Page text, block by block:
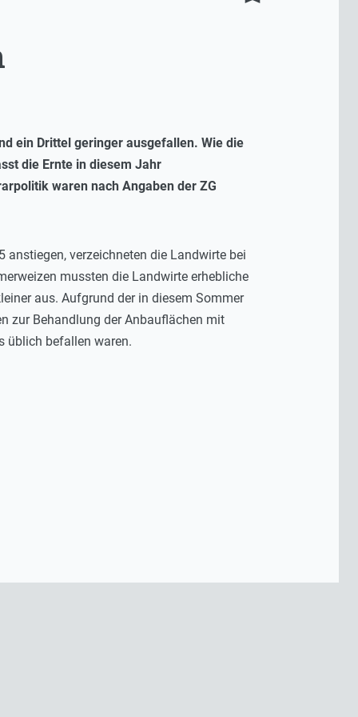
ein Drittel geringer ausgefallen. Wie die
die Ernte in diesem Jahr
waren nach Angaben der ZG
anstiegen, verzeichneten die Landwirte bei
mussten die Landwirte erhebliche
aus. Aufgrund der in diesem Sommer
zur Behandlung der Anbauflächen mit
üblich befallen waren.